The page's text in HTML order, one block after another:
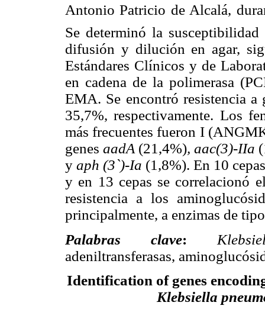
Antonio Patricio de Alcalá,
Se determinó la
difusión y dilución en agar,
Estándares Clínicos y de
en cadena de la polimerasa
EMA. Se encontró resistencia
35,7%, respectivamente. Los
más frecuentes fueron I
genesaadA (21,4%), aac(3)-IIa
yaph (3`)-Ia (1,8%). En 10
y en 13 cepas se correlacionó
resistencia a los
principalmente, a enzimas de
Palabras clave:
adeniltransferasas,
Identification of genes
Klebsiella